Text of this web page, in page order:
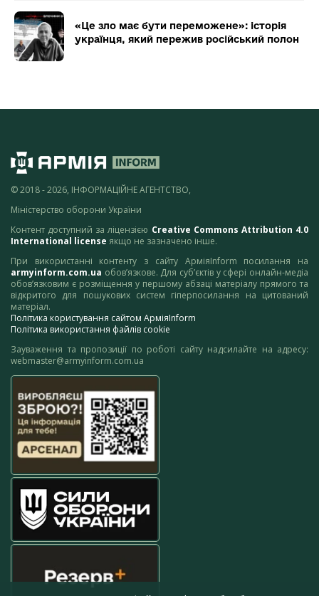
«Це зло має бути переможене»: історія
українця, який пережив російський полон
© 2018 - 2026, ІНФОРМАЦІЙНЕ АГЕНТСТВО,
Міністерство оборони України
Контент доступний за ліцензією Creative Commons Attribution 4.0
International license якщо не зазначено інше.
При використанні контенту з сайту АрміяInform посилання на
armyinform.com.ua обов’язкове. Для суб’єктів у сфері онлайн-медіа
обов’язковим є розміщення у першому абзаці матеріалу прямого та
відкритого для пошукових систем гіперпосилання на цитований
матеріал.
Політика користування сайтом АрміяInform
Політика використання файлів cookie
Зауваження та пропозиції по роботі сайту надсилайте на адресу:
webmaster@armyinform.com.ua